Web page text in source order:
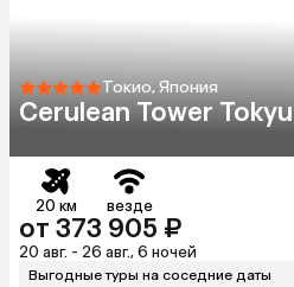
Токио, Япония
Cerulean Tower Tokyu
20 км везде
от 373 905 ₽
20 авг. - 26 авг., 6 ночей
Выгодные туры на соседние даты